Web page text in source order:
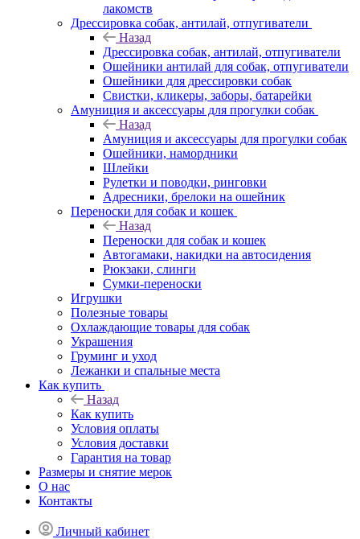
лакомств
Дрессировка собак, антилай, отпугиватели
Назад
Дрессировка собак, антилай, отпугиватели
Ошейники антилай для собак, отпугиватели
Ошейники для дрессировки собак
Свистки, кликеры, заборы, батарейки
Амуниция и аксессуары для прогулки собак
Назад
Амуниция и аксессуары для прогулки собак
Ошейники, намордники
Шлейки
Рулетки и поводки, ринговки
Адресники, брелоки на ошейник
Переноски для собак и кошек
Назад
Переноски для собак и кошек
Автогамаки, накидки на автосидения
Рюкзаки, слинги
Сумки-переноски
Игрушки
Полезные товары
Охлаждающие товары для собак
Украшения
Груминг и уход
Лежанки и спальные места
Как купить
Назад
Как купить
Условия оплаты
Условия доставки
Гарантия на товар
Размеры и снятие мерок
О нас
Контакты
Личный кабинет